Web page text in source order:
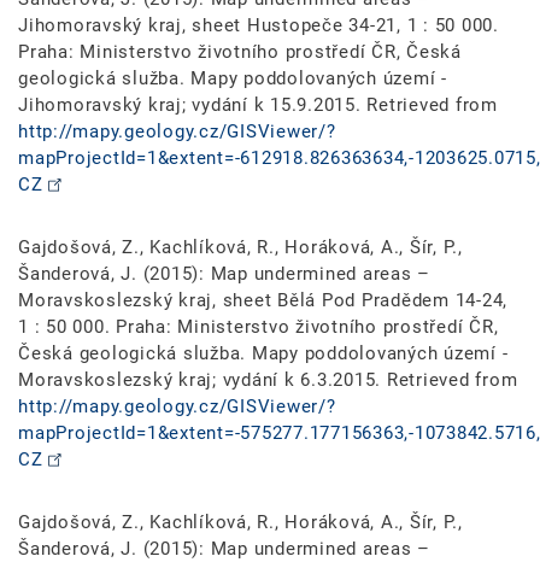
Jihomoravský kraj, sheet Hustopeče 34-21, 1 : 50 000.
Praha: Ministerstvo životního prostředí ČR, Česká
geologická služba. Mapy poddolovaných území -
Jihomoravský kraj; vydání k 15.9.2015. Retrieved from
http://mapy.geology.cz/GISViewer/?
mapProjectId=1&extent=-612918.826363634,-
CZ
Gajdošová, Z., Kachlíková, R., Horáková, A., Šír, P.,
Šanderová, J. (2015): Map undermined areas –
Moravskoslezský kraj, sheet Bělá Pod Pradědem 14-24,
1 : 50 000. Praha: Ministerstvo životního prostředí ČR,
Česká geologická služba. Mapy poddolovaných území -
Moravskoslezský kraj; vydání k 6.3.2015. Retrieved from
http://mapy.geology.cz/GISViewer/?
mapProjectId=1&extent=-575277.177156363,-
CZ
Gajdošová, Z., Kachlíková, R., Horáková, A., Šír, P.,
Šanderová, J. (2015): Map undermined areas –